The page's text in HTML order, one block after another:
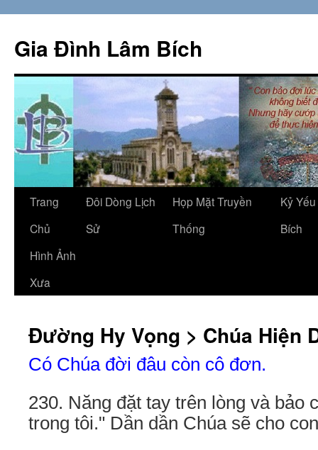
content
Gia Đình Lâm Bích
Trang
Chủ
Đôi Dòng Lịch
Sử
Họp Mặt Truyền
Thống
Kỷ
Bích
Hình Ảnh
Xưa
Đường Hy Vọng > Chúa Hiện
Có Chúa đời đâu còn cô đơn.
230. Năng đặt tay trên lòng và bảo
trong tôi." Dần dần Chúa sẽ cho